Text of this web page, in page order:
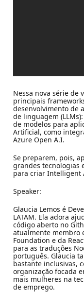
Nessa nova série de
principais
desenvolvimento de
de linguagem
de modelos para
Artificial, como
Azure Open A.I.
Se preparem, pois,
grandes tecnologias
para criar Intelligent
Speaker:
Glaucia Lemos é
LATAM. Ela adora
código aberto no
atualmente membro
Foundation e da
para as traduções
português. Glaucia
bastante inclusivas,
organização focada
mais mulheres na
de emprego.